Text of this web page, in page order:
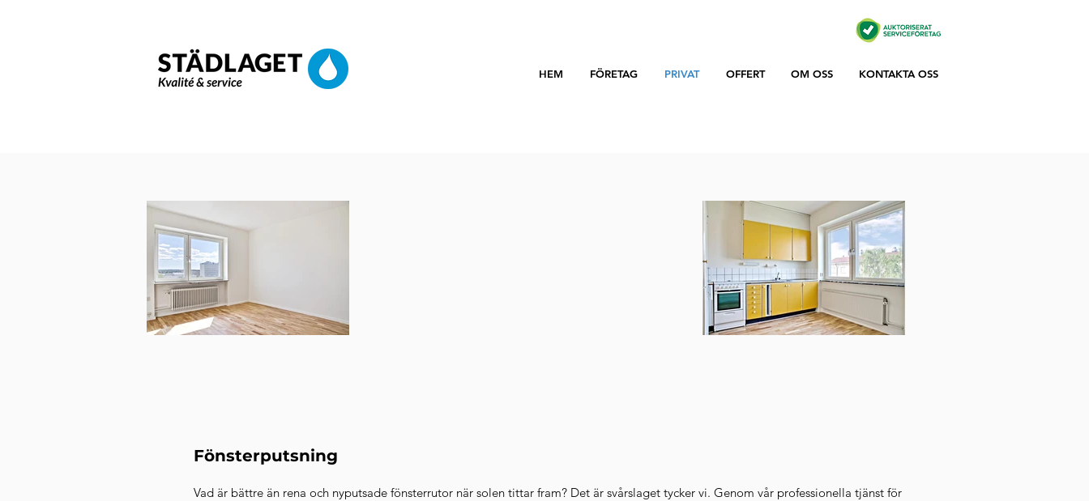
HEM FÖRETAG PRIVAT OFFERT OM OSS KONTAKTA OSS
Fönsterputsning
Vad är bättre än rena och nyputsade fönsterrutor när solen tittar fram? Det är svårslaget tycker vi. Genom vår professionella tjänst för